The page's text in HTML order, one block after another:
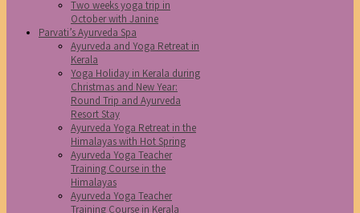
Two weeks yoga trip in
October with Janine
Parvati’s Ayurveda Spa
Ayurveda and Yoga Retreat in
Kerala
Yoga Holiday in Kerala during
Christmas and New Year:
Round Trip and Ayurveda
Resort Stay
Ayurveda Yoga Retreat in the
Himalayas with Hot Spring
Ayurveda Yoga Teacher
Training Course in the
Himalayas
Ayurveda Yoga Teacher
Training Course in Kerala